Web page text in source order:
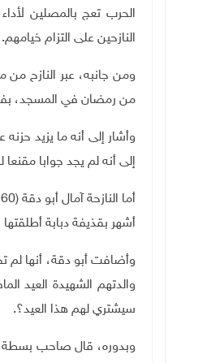
الحرب تعج بالمصلين
النازحين على التزام خيامهم.
ومن جانبه، عبر النازح من
من رمضان في المسجد،
إلى أنه لم يجد جوابا
أشهر بقذيفة دبابة
والدتهم الشهيدة العيد
سيشتري لهم هذا العيد؟.
وبدوره، قال صاحب بسطة